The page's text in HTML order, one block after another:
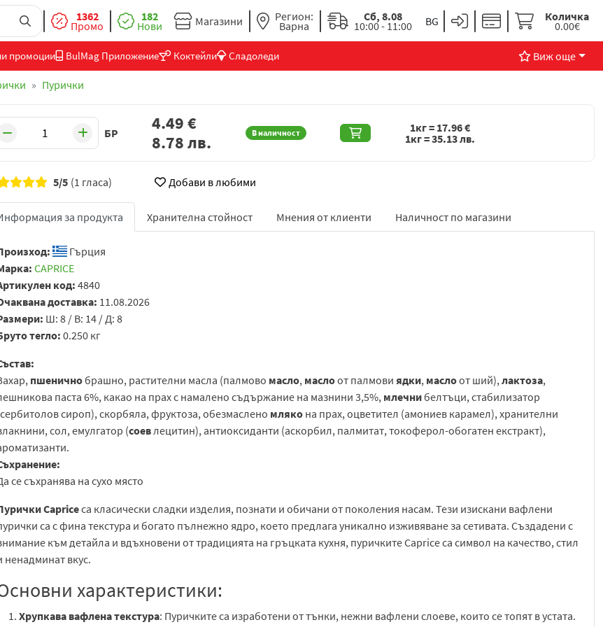
1362
Промо
182
Нови Магазини Регион:
Варна
Сб, 8.08
10:00 - 11:00
Количка
0.00€
промоции BulMag Приложение Коктейли Сладоледи Виж още
Пурички
БР В наличност
4.49€
8.78лв.
1кг = 17.96€
1кг =35.13лв.
5/5 (1 гласа) Добави в любими
за продукта Хранителна стойност Мнения от клиенти Наличност по магазини
Гърция
CAPRICE
код: 4840
доставка: 11.08.2026
Ш: 8 / В: 14 / Д: 8
тегло: 0.250 кг
пшеничнобрашно, растителни масла (палмово масло, маслоот палмови ядки, маслоот ший),лактоза,
паста 6%, какао на прах с намалено съдържание на мазнини 3,5%, млечнибелтъци, стабилизатор
сироп), скорбяла, фруктоза, обезмаслено мляко на прах, оцветител (амониев карамел), хранителни
сол, емулгатор (соевлецитин), антиоксиданти (аскорбил, палмитат, токоферол-обогатен екстракт),
се съхранява на сухо място
Capriceса класически сладки изделия, познати и обичани от поколения насам. Тези изискани вафлени
са с фина текстура и богато пълнежно ядро, което предлага уникално изживяване за сетивата. Създадени с
към детайла и вдъхновени от традицията на гръцката кухня, пуричките Caprice са символ на качество, стил
ненадминат вкус.
характеристики:
Хрупкава вафлена текстура: Пуричките са изработени от тънки, нежни вафлени слоеве, които се топят в устата.